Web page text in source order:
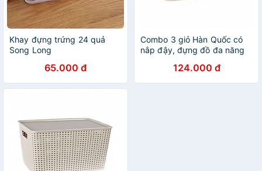
Khay đựng trứng 24 quả
Song Long
65.000 đ
Combo 3 giỏ Hàn Quốc có
nắp đậy, đựng đồ đa năng
x 13)- nhiều màu sắc
124.000 đ